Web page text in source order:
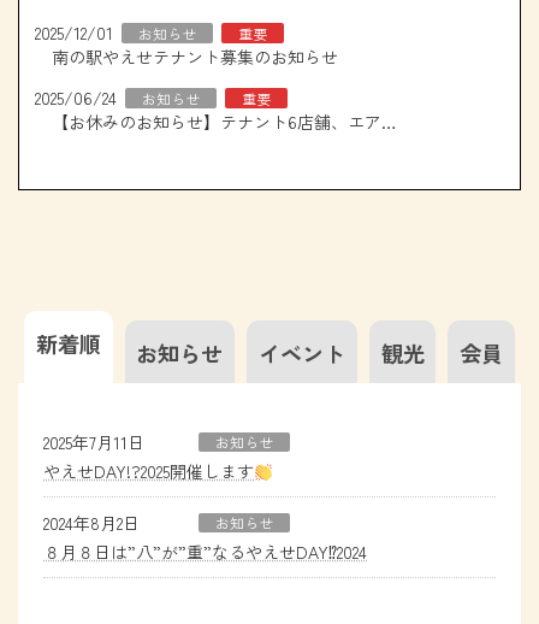
2025/12/01
お知らせ 重要
南の駅やえせテナント募集のお知らせ
2025/06/24
お知らせ 重要
【お休みのお知らせ】テナント6店舗、エアコン取り換え工事について
新着順 お知らせ イベント 観光 会員
2025年7月11日 お知らせ
やえせDAY!?2025開催します
2024年8月2日 お知らせ
８月８日は”八”が”重”なるやえせDAY⁉2024